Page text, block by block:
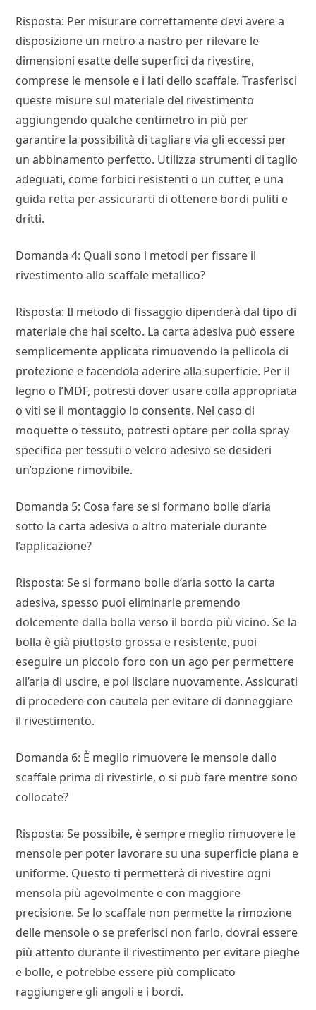
Risposta: Per misurare correttamente devi avere a
disposizione un metro a nastro per rilevare le
dimensioni esatte delle superfici da rivestire,
comprese le mensole e i lati dello scaffale. Trasferisci
queste misure sul materiale del rivestimento
aggiungendo qualche centimetro in più per
garantire la possibilità di tagliare via gli eccessi per
un abbinamento perfetto. Utilizza strumenti di taglio
adeguati, come forbici resistenti o un cutter, e una
guida retta per assicurarti di ottenere bordi puliti e
dritti.
Domanda 4: Quali sono i metodi per fissare il
rivestimento allo scaffale metallico?
Risposta: Il metodo di fissaggio dipenderà dal tipo di
materiale che hai scelto. La carta adesiva può essere
semplicemente applicata rimuovendo la pellicola di
protezione e facendola aderire alla superficie. Per il
legno o l’MDF, potresti dover usare colla appropriata
o viti se il montaggio lo consente. Nel caso di
moquette o tessuto, potresti optare per colla spray
specifica per tessuti o velcro adesivo se desideri
un’opzione rimovibile.
Domanda 5: Cosa fare se si formano bolle d’aria
sotto la carta adesiva o altro materiale durante
l’applicazione?
Risposta: Se si formano bolle d’aria sotto la carta
adesiva, spesso puoi eliminarle premendo
dolcemente dalla bolla verso il bordo più vicino. Se la
bolla è già piuttosto grossa e resistente, puoi
eseguire un piccolo foro con un ago per permettere
all’aria di uscire, e poi lisciare nuovamente. Assicurati
di procedere con cautela per evitare di danneggiare
il rivestimento.
Domanda 6: È meglio rimuovere le mensole dallo
scaffale prima di rivestirle, o si può fare mentre sono
collocate?
Risposta: Se possibile, è sempre meglio rimuovere le
mensole per poter lavorare su una superficie piana e
uniforme. Questo ti permetterà di rivestire ogni
mensola più agevolmente e con maggiore
precisione. Se lo scaffale non permette la rimozione
delle mensole o se preferisci non farlo, dovrai essere
più attento durante il rivestimento per evitare pieghe
e bolle, e potrebbe essere più complicato
raggiungere gli angoli e i bordi.